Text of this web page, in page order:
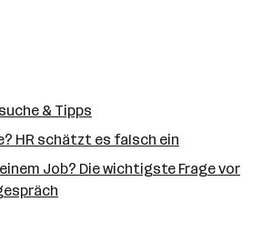
& Tipps
HR schätzt es falsch ein
Job? Die wichtigste Frage vor